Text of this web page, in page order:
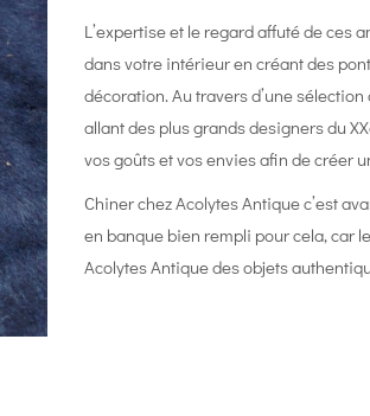
L’expertise et le regard affuté de ces
dans votre intérieur en créant des
décoration. Au travers d’une
allant des plus grands designers du
vos goûts et vos envies afin de créer
Chiner chez Acolytes Antique c’est
en banque bien rempli pour cela, car
Acolytes Antique des objets